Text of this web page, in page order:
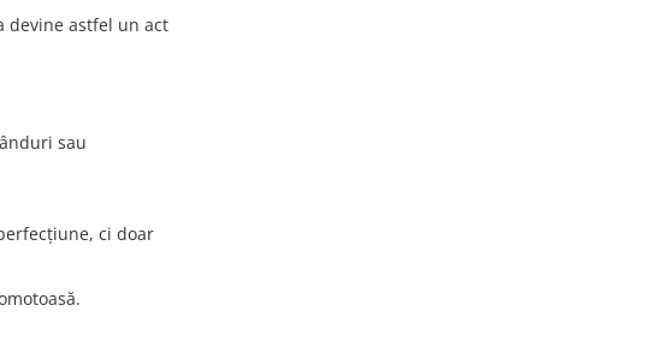
devine astfel un act
sau
ci doar